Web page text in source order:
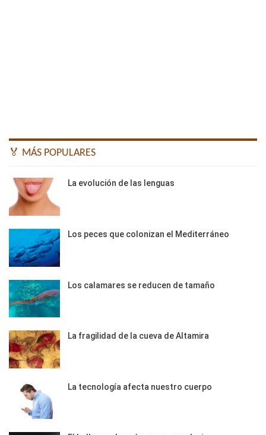
🏅 MÁS POPULARES
La evolución de las lenguas
Los peces que colonizan el Mediterráneo
Los calamares se reducen de tamaño
La fragilidad de la cueva de Altamira
La tecnología afecta nuestro cuerpo